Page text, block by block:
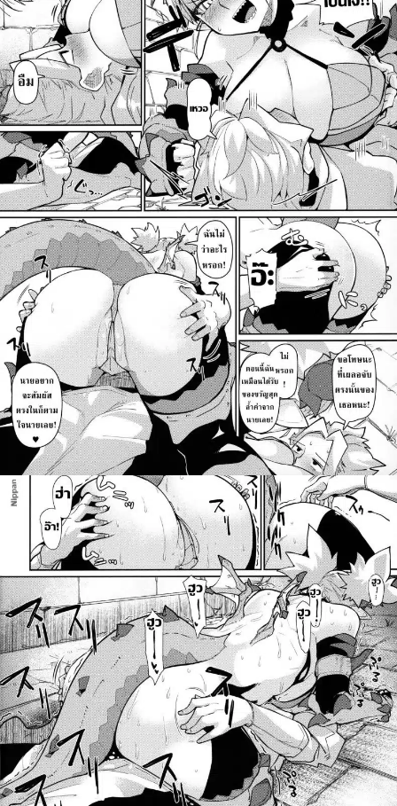
ค้นหา